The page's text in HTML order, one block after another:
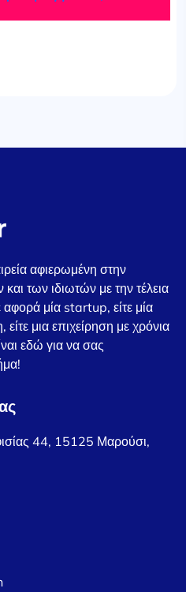
αφιερωμένη στην
των ιδιωτών με την τέλεια
αφορά μία startup, είτε μία
μια επιχείρηση με χρόνια
εδώ για να σας
44, 15125 Μαρούσι,